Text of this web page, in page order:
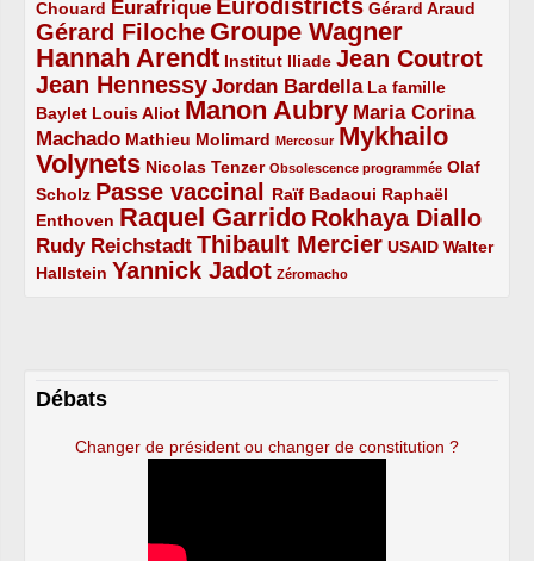
Chouard
2/5 Eurafrique
3/5 Eurodistricts
4/5 Gérard Araud
2/5
Gérard Filoche
4/5 Groupe Wagner
5/5
Hannah Arendt
5/5 Institut Iliade
2/5 Jean Coutrot
4/5
Jean Hennessy
4/5 Jordan Bardella
3/5
La famille
Baylet
2/5 Louis Aliot
2/5 Manon Aubry
5/5
Maria Corina
Machado
3/5 Mathieu Molimard
2/5 Mercosur
1/5
Mykhailo
Volynets
5/5 Nicolas Tenzer
2/5 Obsolescence programmée
1/5
Olaf
Scholz
2/5 Passe vaccinal
4/5 Raïf Badaoui
2/5
Raphaël
Enthoven
2/5 Raquel Garrido
5/5 Rokhaya Diallo
4/5
Rudy Reichstadt
3/5 Thibault Mercier
4/5 USAID
2/5
Walter
Hallstein
2/5 Yannick Jadot
4/5 Zéromacho
1/5
Débats
Changer de président ou changer de constitution ?